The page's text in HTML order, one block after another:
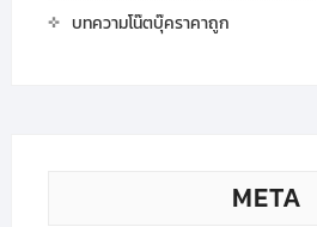
บทความโน๊ตบุ๊คราคาถูก
META